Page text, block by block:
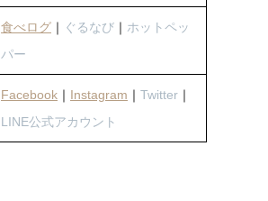
食べログ ｜ ぐるなび ｜ ホットペッ
パー
Facebook ｜ Instagram ｜ Twitter ｜
LINE公式アカウント